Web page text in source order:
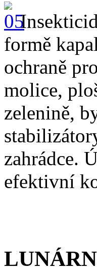
formě
ochraně
molice,
zelenině,
zahrádce.
efektivní